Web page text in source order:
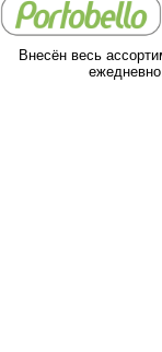
Внесён весь